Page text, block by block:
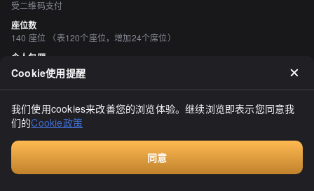
受二维码支付
座位数
140 座位 （表120个座位，增加24个席位）
个人包厢
有 （20~30人） 需要咨询。
吸烟与禁烟
所有座位均禁止吸烟
停车场
时尚的空间、宁静的空间、座位宽敞、有吧台座位、有沙发座位、有榻榻米区
域、有掘地式桌席、可供轮椅进店
Cookie使用提醒
我们使用cookies来改善您的浏览体验。继续浏览即表示您同意我
们的Cookie政策
同意